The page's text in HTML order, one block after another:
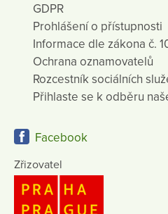
GDPR
Prohlášení o přístupnosti
Informace dle zákona č.
Ochrana oznamovatelů
Rozcestník sociálních
Přihlaste se k odběru
Facebook
Zřizovatel